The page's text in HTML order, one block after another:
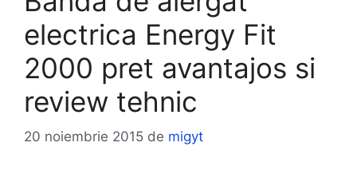
electrica Energy Fit
2000 pret avantajos si
review tehnic
20 noiembrie 2015 de migyt